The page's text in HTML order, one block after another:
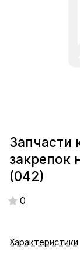
Запчасти
закрепок
(042)
0
Характеристики